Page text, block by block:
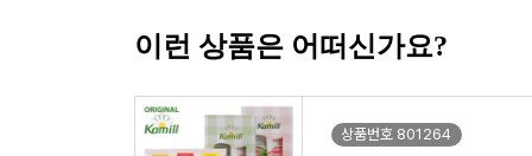
이런 상품은 어떠신가요?
상품번호 801264